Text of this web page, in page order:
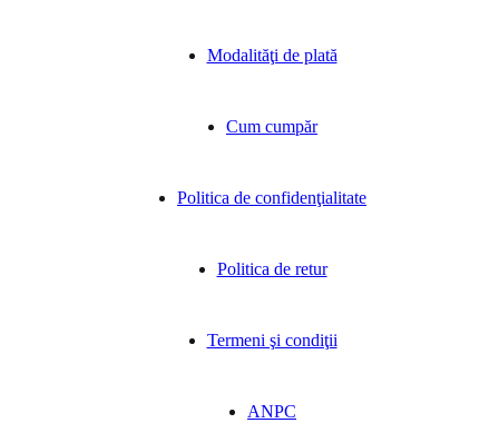
Modalităţi de plată
Cum cumpăr
Politica de confidenţialitate
Politica de retur
Termeni şi condiţii
ANPC